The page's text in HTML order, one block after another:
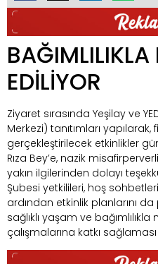
EDİLİYOR
Ziyaret sırasında Yeşilay ve
Merkezi) tanıtımları
gerçekleştirilecek etkinlikler
Rıza Bey’e, nazik
yakın ilgilerinden dolayı
Şubesi yetkilileri, hoş
ardından etkinlik planlarını da
sağlıklı yaşam ve
çalışmalarına katkı